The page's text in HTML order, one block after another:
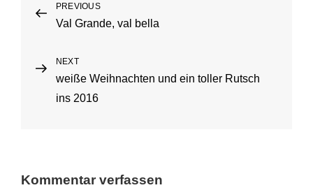
Beitragsnavigation
Previous
Post
PREVIOUS
Val Grande, val bella
Next
Post
NEXT
weiße Weihnachten und ein toller Rutsch
ins 2016
Kommentar verfassen